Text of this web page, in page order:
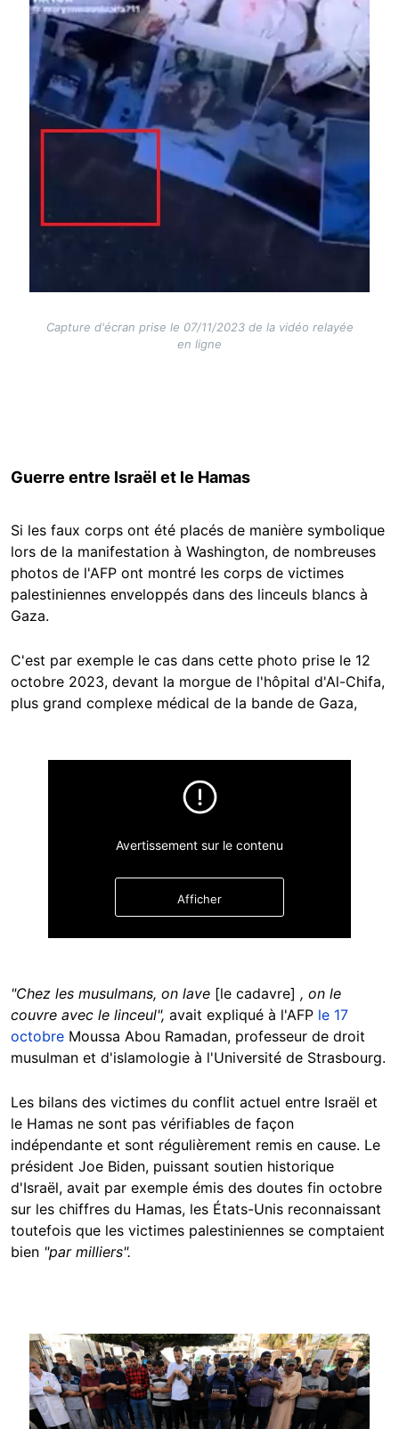
Capture d'écran prise le 07/11/2023 de la vidéo relayée
en ligne
Guerre entre Israël et le Hamas
Si les faux corps ont été placés de manière symbolique
lors de la manifestation à Washington, de nombreuses
photos de l'AFP ont montré les corps de victimes
palestiniennes enveloppés dans des linceuls blancs à
Gaza.
C'est par exemple le cas dans cette photo prise le 12
octobre 2023, devant la morgue de l'hôpital d'Al-Chifa,
plus grand complexe médical de la bande de Gaza,
Avertissement sur le contenu
Afficher
"Chez les musulmans, on lave [le cadavre] , on le
couvre avec le linceul", avait expliqué à l'AFP le 17
octobre Moussa Abou Ramadan, professeur de droit
musulman et d'islamologie à l'Université de Strasbourg.
Les bilans des victimes du conflit actuel entre Israël et
le Hamas ne sont pas vérifiables de façon
indépendante et sont régulièrement remis en cause. Le
président Joe Biden, puissant soutien historique
d'Israël, avait par exemple émis des doutes fin octobre
sur les chiffres du Hamas, les États-Unis reconnaissant
toutefois que les victimes palestiniennes se comptaient
bien "par milliers".
Image